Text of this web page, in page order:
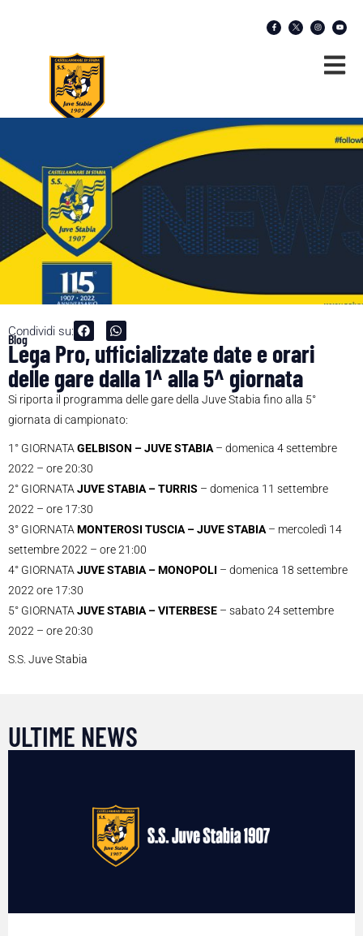
Condividi su:
Blog
Lega Pro, ufficializzate date e orari
delle gare dalla 1^ alla 5^ giornata
Si riporta il programma delle gare della Juve Stabia fino alla 5°
giornata di campionato:
1° GIORNATA GELBISON – JUVE STABIA – domenica 4 settembre
2022 – ore 20:30
2° GIORNATA JUVE STABIA – TURRIS – domenica 11 settembre
2022 – ore 17:30
3° GIORNATA MONTEROSI TUSCIA – JUVE STABIA – mercoledì 14
settembre 2022 – ore 21:00
4° GIORNATA JUVE STABIA – MONOPOLI – domenica 18 settembre
2022 ore 17:30
5° GIORNATA JUVE STABIA – VITERBESE – sabato 24 settembre
2022 – ore 20:30
S.S. Juve Stabia
ULTIME NEWS